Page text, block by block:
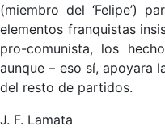
(miembro del ‘Felipe’)
elementos franquistas
pro-comunista, los
aunque – eso sí, apoyara
del resto de partidos.
J. F. Lamata